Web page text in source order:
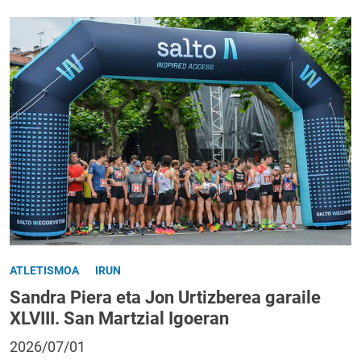
ATLETISMOA IRUN
Sandra Piera eta Jon Urtizberea garaile
XLVIII. San Martzial Igoeran
2026/07/01